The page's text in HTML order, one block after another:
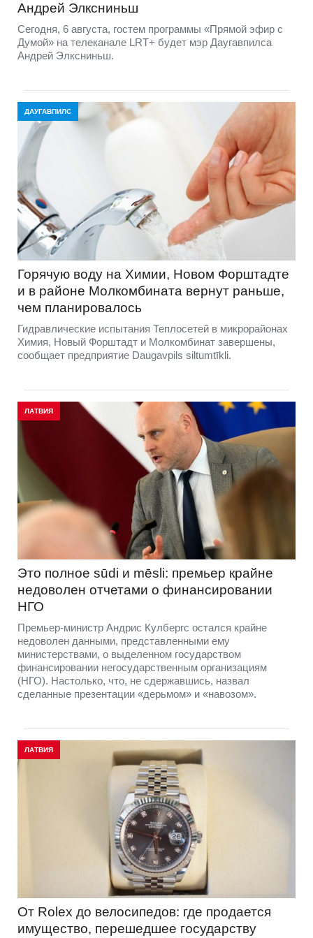
Андрей Элксниньш
Сегодня, 6 августа, гостем программы «Прямой эфир с
Думой» на телеканале LRT+ будет мэр Даугавпилса
Андрей Элксниньш.
ДАУГАВПИЛС
Горячую воду на Химии, Новом Форштадте
и в районе Молкомбината вернут раньше,
чем планировалось
Гидравлические испытания Теплосетей в микрорайонах
Химия, Новый Форштадт и Молкомбинат завершены,
сообщает предприятие Daugavpils siltumtīkli.
ЛАТВИЯ
Это полное sūdi и mēsli: премьер крайне
недоволен отчетами о финансировании
НГО
Премьер-министр Андрис Кулбергс остался крайне
недоволен данными, представленными ему
министерствами, о выделенном государством
финансировании негосударственным организациям
(НГО). Настолько, что, не сдержавшись, назвал
сделанные презентации «дерьмом» и «навозом».
ЛАТВИЯ
От Rolex до велосипедов: где продается
имущество, перешедшее государству